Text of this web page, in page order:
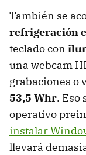
También se
refrigeración
teclado con
una webcam
grabaciones o
53,5 Whr. Eso
operativo
instalar
llevará